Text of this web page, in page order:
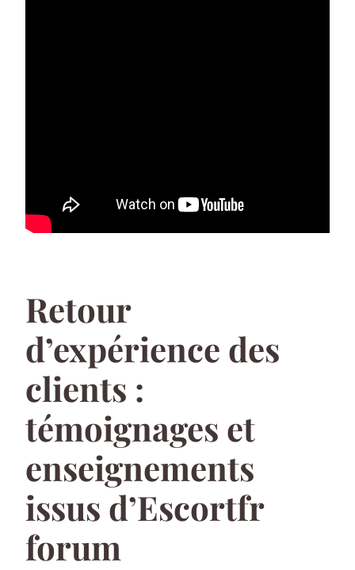
Retour
d’expérience des
clients :
témoignages et
enseignements
issus d’Escortfr
forum